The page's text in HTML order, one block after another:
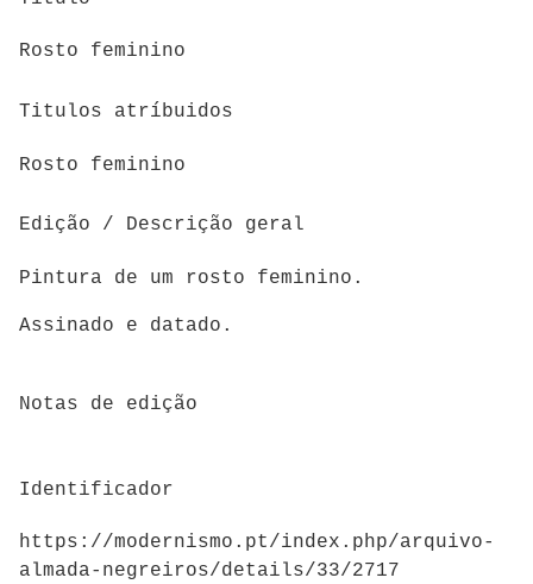
Rosto feminino
Titulos atríbuidos
Rosto feminino
Edição / Descrição geral
Pintura de um rosto feminino.
Assinado e datado.
Notas de edição
Identificador
https://modernismo.pt/index.php/arquivo-
almada-negreiros/details/33/2717